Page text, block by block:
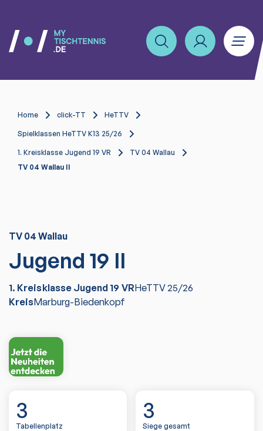
Home click-TT HeTTV
Spielklassen HeTTV K13 25/26
1. Kreisklasse Jugend 19 VR
TV 04 Wallau
TV 04 Wallau II
TV 04 Wallau
Jugend 19 II
1. Kreisklasse Jugend 19 VRHeTTV25/26
KreisMarburg-Biedenkopf
3
Tabellenplatz
3
Siege gesamt